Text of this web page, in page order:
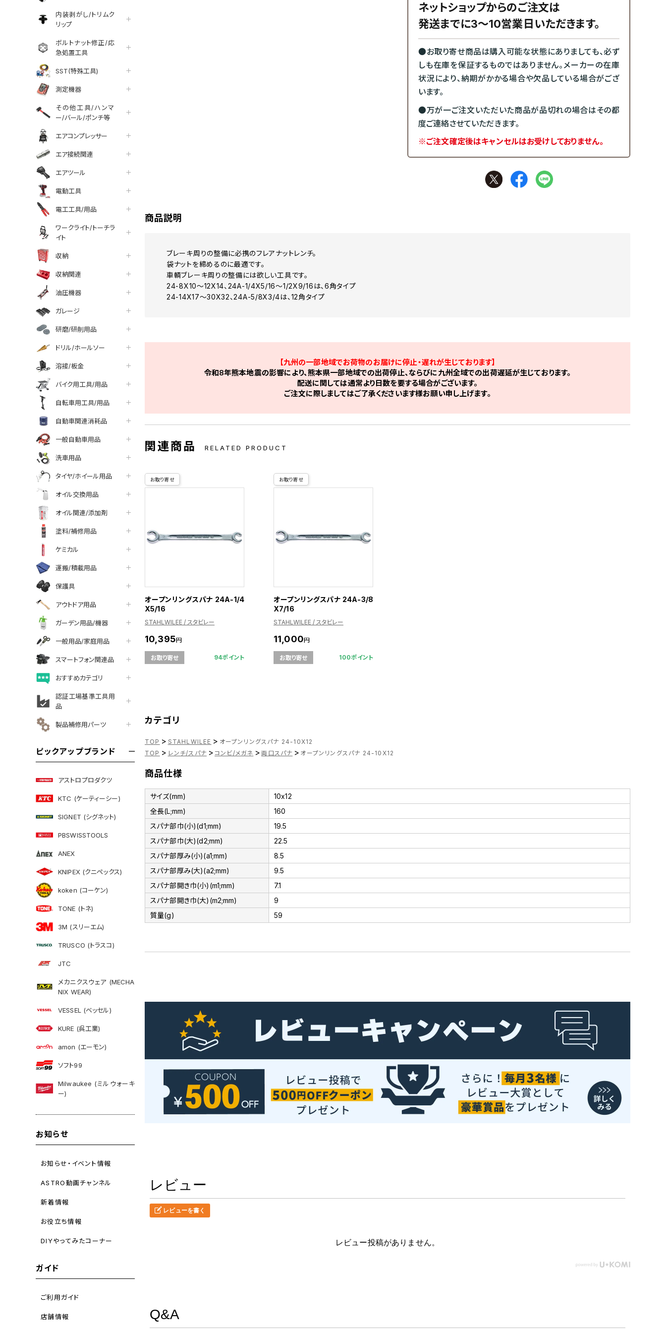
内装剥がし/トリムク
リップ
ボルトナット修正/応
急処置工具
SST(特殊工具)
測定機器
その他工具/ハンマ
ー/バール/ポンチ等
エアコンプレッサー
エア接続関連
エアツール
電動工具
電工工具/用品
ワークライト/トーチラ
イト
収納
収納関連
油圧機器
ガレージ
研磨/研削用品
ドリル/ホールソー
溶接/板金
バイク用工具/用品
自転車用工具/用品
自動車関連消耗品
一般自動車用品
洗車用品
タイヤ/ホイール用品
オイル交換用品
オイル関連/添加剤
塗料/補修用品
ケミカル
運搬/積載用品
保護具
アウトドア用品
ガーデン用品/機器
一般用品/家庭用品
スマートフォン関連品
おすすめカテゴリ
認証工場基準工具用
品
製品補修用パーツ
ピックアップブランド
アストロプロダクツ
KTC (ケーティーシー)
SIGNET (シグネット)
PBSWISSTOOLS
ANEX
KNIPEX (クニペックス)
koken (コーケン)
TONE (トネ)
3M (スリーエム)
TRUSCO (トラスコ)
JTC
メカニクスウェア (MECHA
NIX WEAR)
VESSEL (ベッセル)
KURE (呉工業)
amon (エーモン)
ソフト99
Milwaukee (ミルウォーキ
ー)
お知らせ
お知らせ・イベント情報
ASTRO動画チャンネル
新着情報
お役立ち情報
DIYやってみたコーナー
ガイド
ご利用ガイド
店舗情報
ネットショップからのご注文は
発送までに3～10営業日いただきます。
●お取り寄せ商品は購入可能な状態にありましても、必ず
しも在庫を保証するものではありません。メーカーの在庫
状況により、納期がかかる場合や欠品している場合がござ
います。
●万が一ご注文いただいた商品が品切れの場合はその都
度ご連絡させていただきます。
※ご注文確定後はキャンセルはお受けしておりません。
facebook
line
商品説明
ブレーキ周りの整備に必携のフレアナットレンチ。
袋ナットを締めるのに最適です。
車輌ブレーキ周りの整備には欲しい工具です。
24-8X10～12X14、24A-1/4X5/16～1/2X9/16は、6角タイプ
24-14X17～30X32、24A-5/8X3/4は、12角タイプ
【九州の一部地域でお荷物のお届けに停止・遅れが生じております】
令和8年熊本地震の影響により、熊本県一部地域での出荷停止、ならびに九州全域での出荷遅延が生じております。
配送に関しては通常より日数を要する場合がございます。
ご注文に際しましてはご了承くださいます様お願い申し上げます。
関連商品 RELATED PRODUCT
お取り寄せ
オープンリングスパナ 24A-1/4
X5/16
STAHLWILEE / スタビレー
10,395円
お取り寄せ 94ポイント
お取り寄せ
オープンリングスパナ 24A-3/8
X7/16
STAHLWILEE / スタビレー
11,000円
お取り寄せ 100ポイント
カテゴリ
TOP > STAHLWILEE > オープンリングスパナ 24-10X12
TOP > レンチ/スパナ > コンビ/メガネ > 両口スパナ > オープンリングスパナ 24-10X12
商品仕様
サイズ(mm)
10x12
全長(L;mm)
160
スパナ部巾(小)(d1;mm)
19.5
スパナ部巾(大)(d2;mm)
22.5
スパナ部厚み(小)(a1;mm)
8.5
スパナ部厚み(大)(a2;mm)
9.5
スパナ部開き巾(小)(m1;mm)
7.1
スパナ部開き巾(大)(m2;mm)
9
質量(g)
59
レビュー
レビューを書く
レビュー投稿がありません。
Q&A